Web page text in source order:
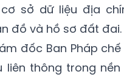
sở dữ liệu địa
đồ và hồ sơ đất đai.
đốc Ban Pháp
liên thông trong